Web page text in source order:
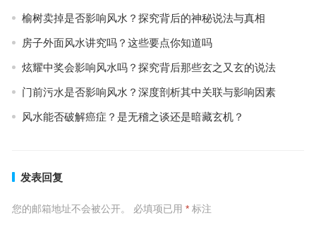
榆树卖掉是否影响风水？探究背后的神秘说法与真相
房子外面风水讲究吗？这些要点你知道吗
炫耀中奖会影响风水吗？探究背后那些玄之又玄的说法
门前污水是否影响风水？深度剖析其中关联与影响因素
风水能否破解癌症？是无稽之谈还是暗藏玄机？
发表回复
您的邮箱地址不会被公开。 必填项已用 *标注